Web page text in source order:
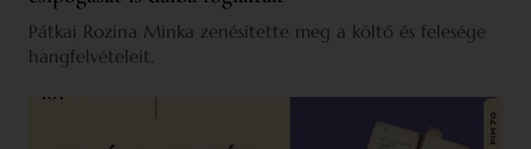
Pátkai Rozina Minka zenésítette meg a költő és felesége
hangfelvételeit.